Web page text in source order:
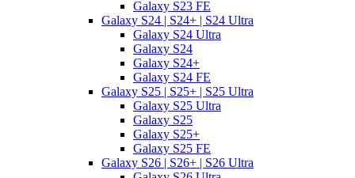
Galaxy S23 FE
Galaxy S24 | S24+ | S24 Ultra
Galaxy S24 Ultra
Galaxy S24
Galaxy S24+
Galaxy S24 FE
Galaxy S25 | S25+ | S25 Ultra
Galaxy S25 Ultra
Galaxy S25
Galaxy S25+
Galaxy S25 FE
Galaxy S26 | S26+ | S26 Ultra